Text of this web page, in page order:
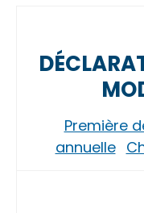
Première
annuelle